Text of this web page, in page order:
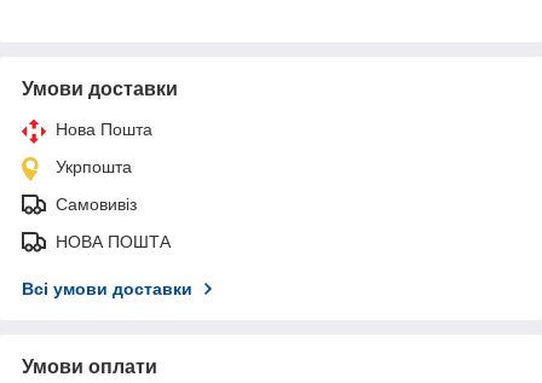
Умови доставки
Нова Пошта
Укрпошта
Самовивіз
НОВА ПОШТА
Всі умови доставки
Умови оплати